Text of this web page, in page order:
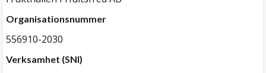
Organisationsnummer
556910-2030
Verksamhet (SNI)